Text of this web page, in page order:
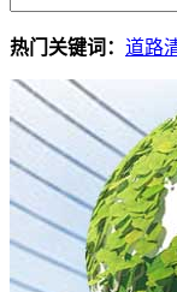
热门关键词： 道路